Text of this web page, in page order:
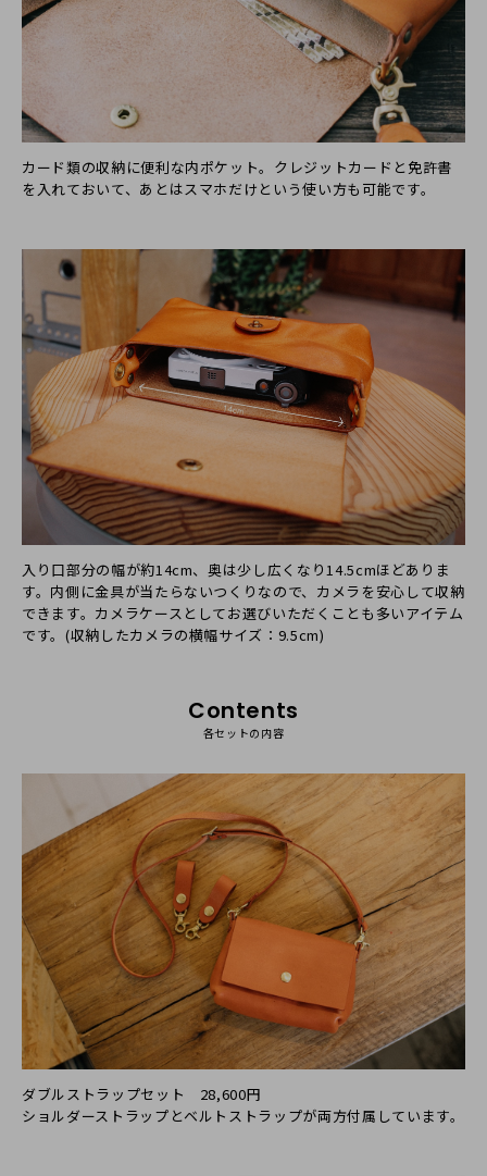
カード類の収納に便利な内ポケット。クレジットカードと免許書
を入れておいて、あとはスマホだけという使い方も可能です。
入り口部分の幅が約14cm、奥は少し広くなり14.5cmほどありま
す。内側に金具が当たらないつくりなので、カメラを安心して収納
できます。カメラケースとしてお選びいただくことも多いアイテム
です。(収納したカメラの横幅サイズ：9.5cm)
Contents
各セットの内容
ダブルストラップセット 28,600円
ショルダーストラップとベルトストラップが両方付属しています。